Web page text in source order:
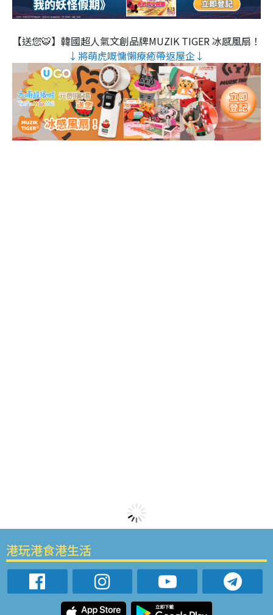
【送您🐯】韓國超人氣文創品牌MUZIK TIGER 冰感風扇！
↓將萌虎嘅慵懶療癒帶返屋企↓
港玩港食港生活